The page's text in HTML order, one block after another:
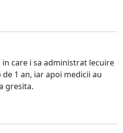
care i sa administrat lecuire
1 an, iar apoi medicii au
gresita.